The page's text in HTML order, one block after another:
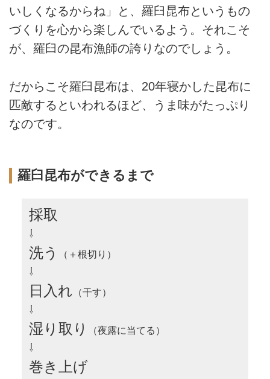
いしくなるからね」と、羅臼昆布というもの
づくりを心から楽しんでいるよう。それこそ
が、羅臼の昆布漁師の誇りなのでしょう。
だからこそ羅臼昆布は、20年寝かした昆布に
匹敵するといわれるほど、うま味がたっぷり
なのです。
羅臼昆布ができるまで
採取
⇩
洗う
（＋根切り）
⇩
日入れ （干す）
⇩
湿り取り
（夜露に当てる）
⇩
巻き上げ